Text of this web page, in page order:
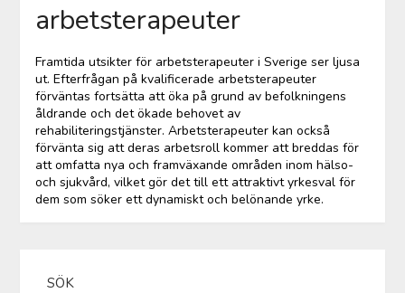
arbetsterapeuter
Framtida utsikter för arbetsterapeuter i Sverige ser ljusa
ut. Efterfrågan på kvalificerade arbetsterapeuter
förväntas fortsätta att öka på grund av befolkningens
åldrande och det ökade behovet av
rehabiliteringstjänster. Arbetsterapeuter kan också
förvänta sig att deras arbetsroll kommer att breddas för
att omfatta nya och framväxande områden inom hälso-
och sjukvård, vilket gör det till ett attraktivt yrkesval för
dem som söker ett dynamiskt och belönande yrke.
SÖK